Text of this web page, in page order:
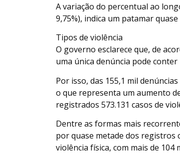
A variação do percentual ao
9,75%), indica um patamar
Tipos de violência
O governo esclarece que, de
uma única denúncia pode
Por isso, das 155,1 mil
o que representa um aumento
registrados 573.131 casos de
Dentre as formas mais
por quase metade dos registros
violência física, com mais de 104